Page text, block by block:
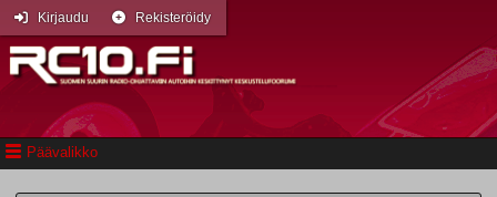
Päävalikko
Kirjaudu Rekisteröidy